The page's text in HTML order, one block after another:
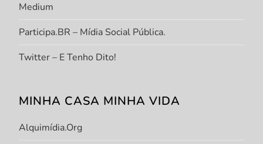
Medium
Participa.BR – Mídia Social Pública.
Twitter – E Tenho Dito!
MINHA CASA MINHA VIDA
Alquimídia.org